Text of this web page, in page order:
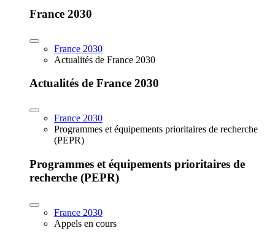
France 2030
France 2030
Actualités de France 2030
Actualités de France 2030
France 2030
Programmes et équipements prioritaires de recherche
(PEPR)
Programmes et équipements prioritaires de
recherche (PEPR)
France 2030
Appels en cours